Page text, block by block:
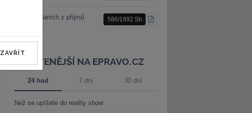
Zákon o daních z příjmů 586/1992 Sb.
STÁHNOUT
NEJČTENĚJŠÍ NA EPRAVO.CZ
24 hod 7 dní 30 dní
Než se upíšete do reality show
ZAVŘÍT